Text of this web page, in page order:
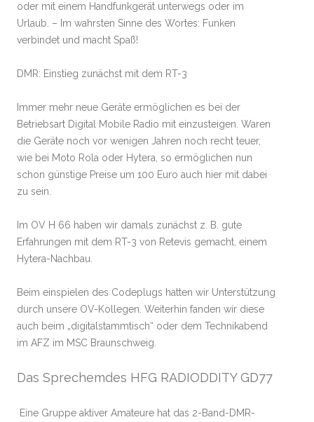
oder mit einem Handfunkgerät unterwegs oder im
Urlaub. – Im wahrsten Sinne des Wortes: Funken
verbindet und macht Spaß!
DMR: Einstieg zunächst mit dem RT-3
Immer mehr neue Geräte ermöglichen es bei der
Betriebsart Digital Mobile Radio mit einzusteigen. Waren
die Geräte noch vor wenigen Jahren noch recht teuer,
wie bei Moto Rola oder Hytera, so ermöglichen nun
schon günstige Preise um 100 Euro auch hier mit dabei
zu sein.
Im OV H 66 haben wir damals zunächst z. B. gute
Erfahrungen mit dem RT-3 von Retevis gemacht, einem
Hytera-Nachbau.
Beim einspielen des Codeplugs hatten wir Unterstützung
durch unsere OV-Kollegen. Weiterhin fanden wir diese
auch beim „digitalstammtisch“ oder dem Technikabend
im AFZ im MSC Braunschweig.
Das Sprechemdes HFG RADIODDITY GD77
Eine Gruppe aktiver Amateure hat das 2-Band-DMR-